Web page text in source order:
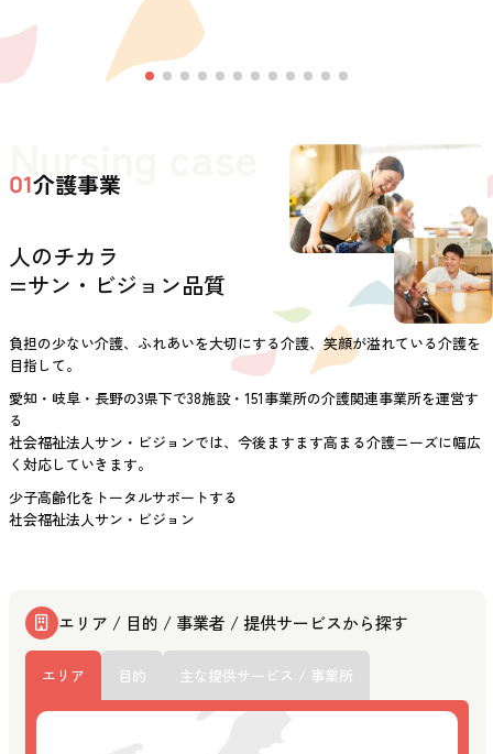
Nursing case
01介護事業
人のチカラ
=サン・ビジョン品質
負担の少ない介護、ふれあいを大切にする介護、笑顔が溢れている介護を
目指して。
愛知・岐阜・長野の3県下で38施設・151事業所の介護関連事業所を運営す
る
社会福祉法人サン・ビジョンでは、今後ますます高まる介護ニーズに幅広
く対応していきます。
少子高齢化をトータルサポートする
社会福祉法人サン・ビジョン
エリア / 目的 / 事業者 / 提供サービスから探す
エリア 目的 主な提供サービス / 事業所